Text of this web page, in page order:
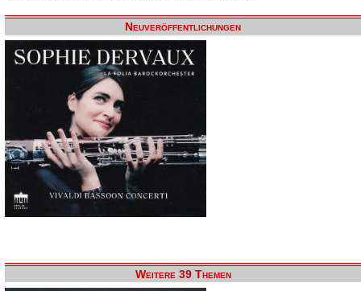
Neuveröffentlichungen
Weitere 39 Themen